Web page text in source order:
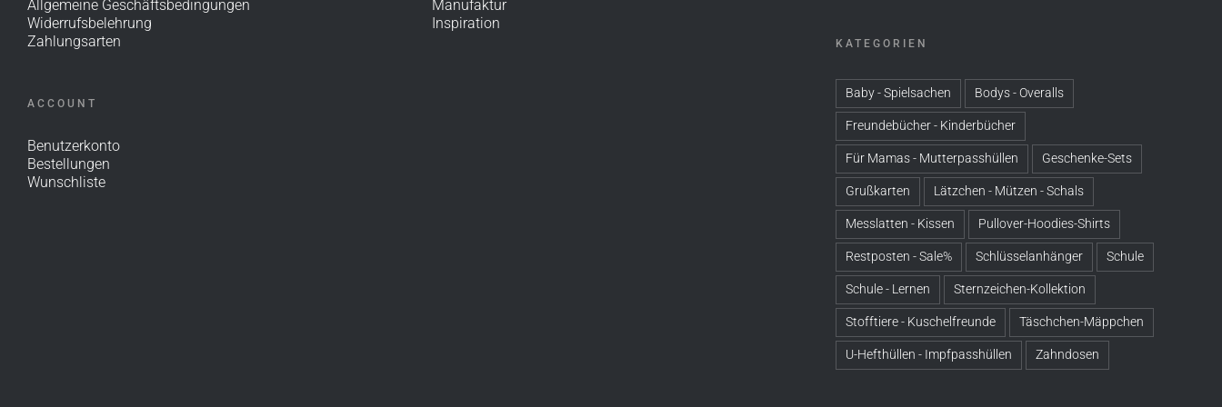
Allgemeine Geschäftsbedingungen
Widerrufsbelehrung
Zahlungsarten
ACCOUNT
Benutzerkonto
Bestellungen
Wunschliste
Manufaktur
Inspiration
KATEGORIEN
Baby - Spielsachen Bodys - Overalls
Freundebücher - Kinderbücher
Für Mamas - Mutterpasshüllen Geschenke-Sets
Grußkarten Lätzchen - Mützen - Schals
Messlatten - Kissen Pullover-Hoodies-Shirts
Restposten - Sale% Schlüsselanhänger Schule
Schule - Lernen Sternzeichen-Kollektion
Stofftiere - Kuschelfreunde Täschchen-Mäppchen
U-Hefthüllen - Impfpasshüllen Zahndosen